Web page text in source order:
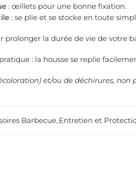
: œillets pour une bonne fixation.
: se plie et se stocke en toute
prolonger la durée de vie de votre
: la housse se replie
et/ou de déchirures,
Barbecue,Entretien et